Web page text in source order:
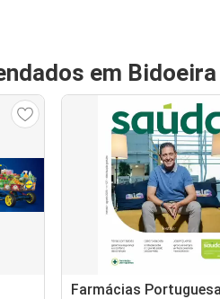
em Bidoeira
Farmácias